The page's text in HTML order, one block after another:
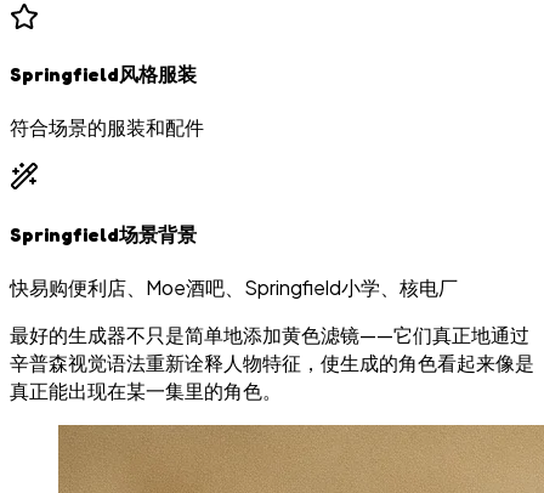
Springfield风格服装
符合场景的服装和配件
Springfield场景背景
快易购便利店、Moe酒吧、Springfield小学、核电厂
最好的生成器不只是简单地添加黄色滤镜——它们真正地通过
辛普森视觉语法重新诠释人物特征，使生成的角色看起来像是
真正能出现在某一集里的角色。